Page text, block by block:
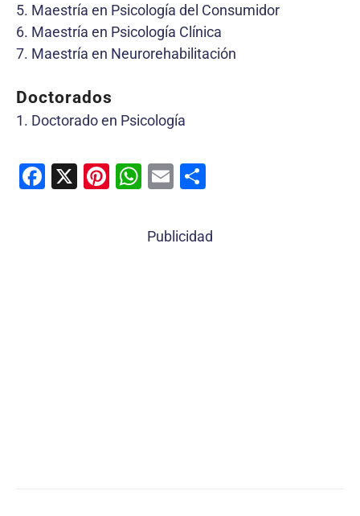
5. Maestría en Psicología del Consumidor
6. Maestría en Psicología Clínica
7. Maestría en Neurorehabilitación
Doctorados
1. Doctorado en Psicología
F
X
Pi W
at
E
ai m
Publicidad